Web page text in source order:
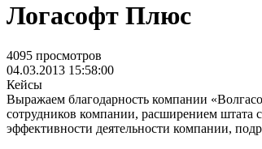
Логасофт Плюс
4095 просмотров
04.03.2013 15:58:00
Кейсы
Выражаем благодарность компании
сотрудников компании, расширением штата
эффективности деятельности компании,